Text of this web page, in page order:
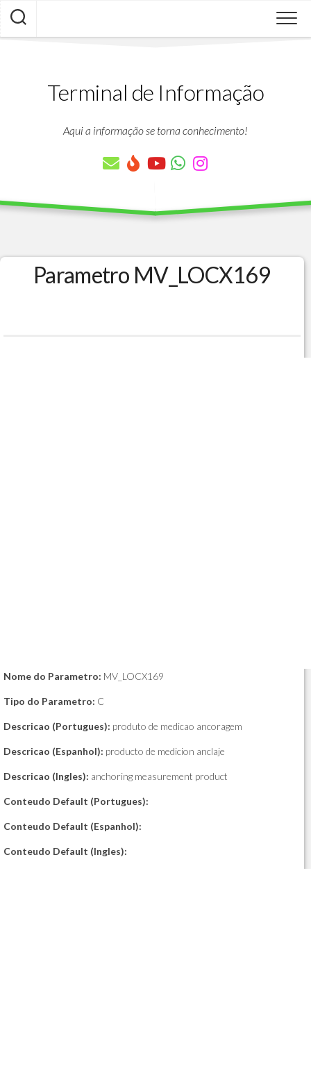
Skip
content
Terminal de Informação
Aqui a informação se torna conhecimento!
Parametro MV_LOCX169
Nome do Parametro: MV_LOCX169
Tipo do Parametro: C
Descricao (Portugues): produto de medicao ancoragem
Descricao (Espanhol): producto de medicion anclaje
Descricao (Ingles): anchoring measurement product
Conteudo Default (Portugues):
Conteudo Default (Espanhol):
Conteudo Default (Ingles):